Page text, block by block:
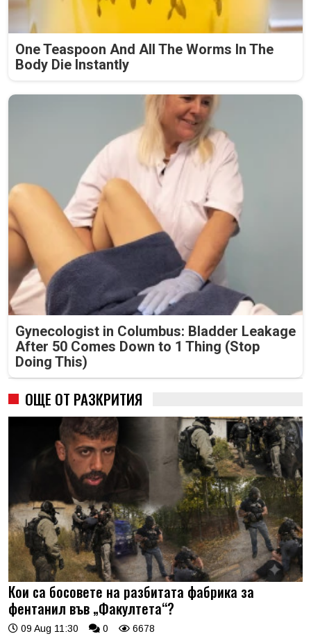
One Teaspoon And All The Worms In The
Body Die Instantly
Gynecologist in Columbus: Bladder Leakage
After 50 Comes Down to 1 Thing (Stop
Doing This)
ОЩЕ ОТ РАЗКРИТИЯ
Кои са босовете на разбитата фабрика за
фентанил във „Факултета“?
09 Aug 11:30 0 6678